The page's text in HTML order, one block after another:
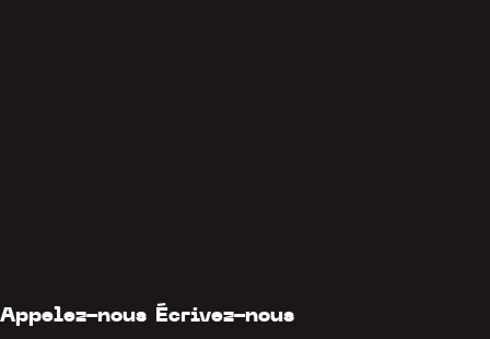
Appelez-nous Écrivez-nous